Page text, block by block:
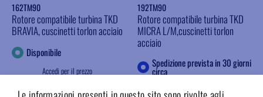
162TM90
Rotore compatibile turbina TKD
BRAVIA, cuscinetti torlon acciaio
Disponibile
Accedi per il prezzo
INFO
192TM90
Rotore compatibile turbina TKD
MICRA L/M,cuscinetti torlon
acciaio
Spedizione prevista in 30 giorni
circa
Accedi per il prezzo